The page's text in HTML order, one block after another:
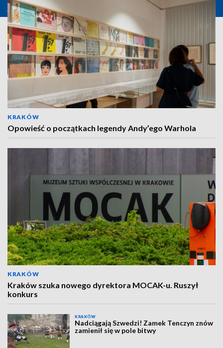
KRAKÓW
Opowieść o początkach legendy Andy’ego Warhola
KRAKÓW
Kraków szuka nowego dyrektora MOCAK-u. Ruszył
konkurs
KRAKÓW
Nadciągają Szwedzi! Zamek Tenczyn znów
zamienił się w pole bitwy